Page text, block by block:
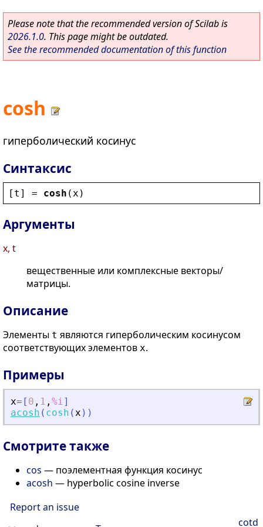
Please note that the recommended version of Scilab is
2026.1.0. This page might be outdated.
See the recommended documentation of this function
cosh
гиперболический косинус
Синтаксис
[ t ] = cosh ( x )
Аргументы
x, t
вещественные или комплексные векторы/
матрицы.
Описание
Элементы t являются гиперболическим косинусом
соответствующих элементов x.
Примеры
x= [ 0 , 1 , %i]
acosh ( cosh (x ) )
Смотрите также
cos — поэлементная функция косинус
acosh — hyperbolic cosine inverse
Report an issue
cotd